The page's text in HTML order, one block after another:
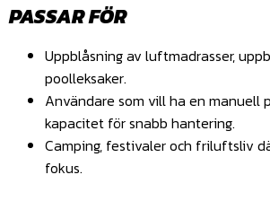
PASSAR FÖR
Uppblåsning av luftmadrasser,
poolleksaker.
Användare som vill ha en manuell
kapacitet för snabb hantering.
Camping, festivaler och friluftsliv
fokus.